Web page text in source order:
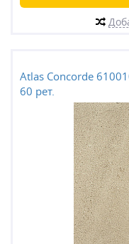
Atlas Concorde
60 рет.